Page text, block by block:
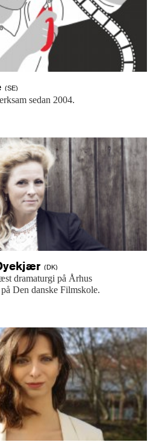
(SE)
sedan 2004.
(DK)
dramaturgi på Århus
på Den danske Filmskole.